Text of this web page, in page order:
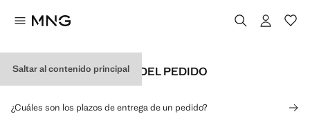
Saltar al contenido principal
ENVÍO Y SEGUIMIENTO DEL PEDIDO
¿Cuáles son los plazos de entrega de un pedido?